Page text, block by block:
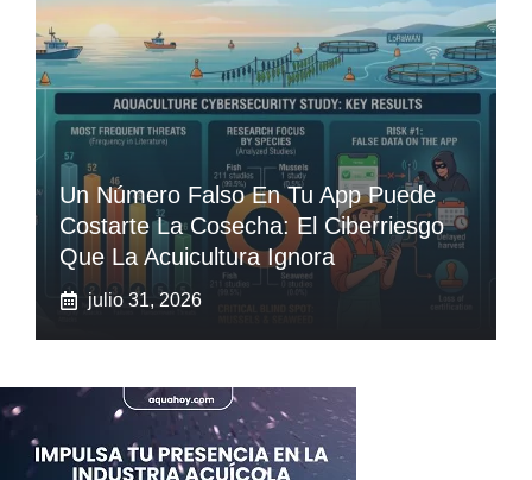
Un Número Falso En Tu App Puede
Costarte La Cosecha: El Ciberriesgo
Que La Acuicultura Ignora
julio 31, 2026